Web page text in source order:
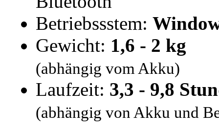
Betriebssstem:
Gewicht: 1,6 - 2 kg
(abhängig vom Akku)
Laufzeit: 3,3 - 9,8
(abhängig von Akku und